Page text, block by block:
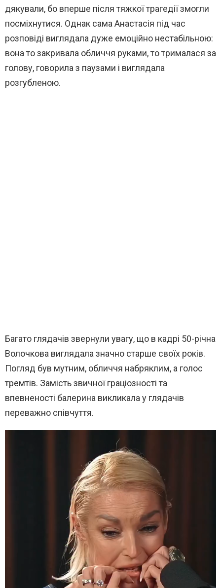
дякували, бо вперше після тяжкої трагедії змогли
посміхнутися. Однак сама Анастасія під час
розповіді виглядала дуже емоційно нестабільною:
вона то закривала обличчя руками, то трималася за
голову, говорила з паузами і виглядала
розгубленою.
Багато глядачів звернули увагу, що в кадрі 50-річна
Волочкова виглядала значно старше своїх років.
Погляд був мутним, обличчя набряклим, а голос
тремтів. Замість звичної граціозності та
впевненості балерина викликала у глядачів
переважно співчуття.